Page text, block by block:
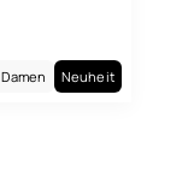
Damen Neuheit